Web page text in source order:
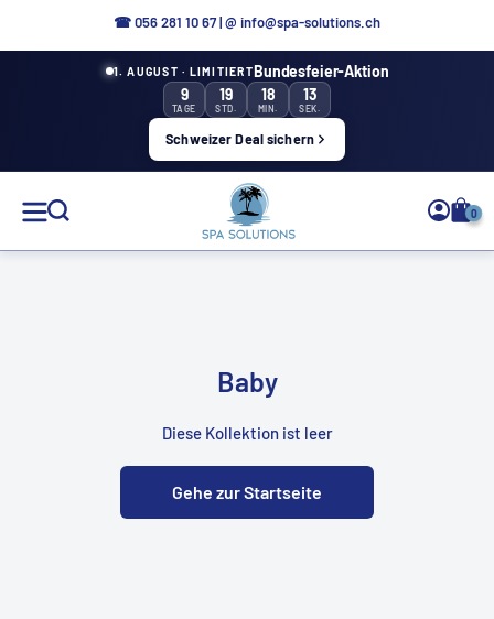
☎ 056 281 10 67|@ info@spa-solutions.ch
1. AUGUST · LIMITIERTBundesfeier-Aktion
9
TAGE
19
STD.
18
MIN.
13
SEK.
Schweizer Deal sichern
Solutions
0
Baby
Diese Kollektion ist leer
Gehe zur Startseite